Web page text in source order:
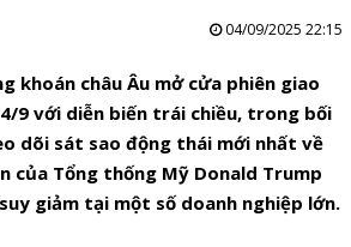
04/09/2025 22:15
khoán châu Âu mở cửa phiên giao
9 với diễn biến trái chiều, trong bối
dõi sát sao động thái mới nhất về
của Tổng thống Mỹ Donald Trump
giảm tại một số doanh nghiệp lớn.